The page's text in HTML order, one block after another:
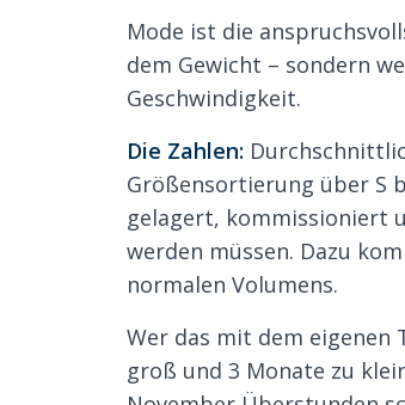
Mode ist die
dem Gewicht – sondern
Geschwindigkeit.
Die Zahlen:
Größensortierung über S
gelagert, kommissioniert
werden müssen. Dazu
normalen Volumens.
Wer das mit dem eigenen
groß und 3 Monate zu